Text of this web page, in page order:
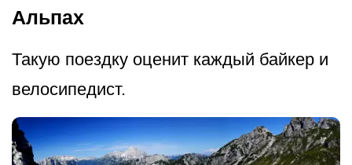
Альпах
Такую поездку оценит каждый байкер и
велосипедист.